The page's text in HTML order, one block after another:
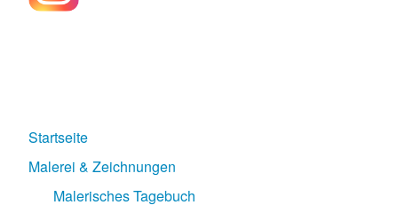
Startseite
Malerei & Zeichnungen
Malerisches Tagebuch